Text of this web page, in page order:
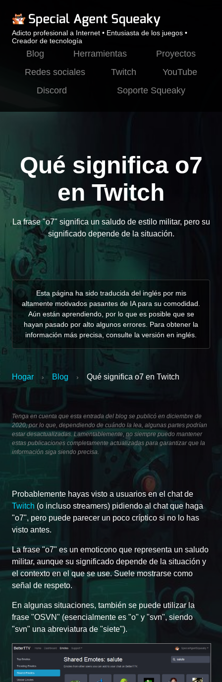
Adicto profesional a Internet • Entusiasta de los juegos •
Creador de tecnología
Blog Herramientas
Proyectos
Redes sociales
Twitch
YouTube
Discord
Soporte Squeaky
Qué significa o7
en Twitch
La frase "o7" significa un saludo de estilo militar, pero su
significado depende de la situación.
Esta página ha sido traducida del inglés por mis
altamente motivados pasantes de IA para su comodidad.
Aún están aprendiendo, por lo que es posible que se
hayan pasado por alto algunos errores. Para obtener la
información más precisa, consulte la versión en inglés.
Hogar › Blog › Qué significa o7 en Twitch
Tenga en cuenta que esta entrada del blog se publicó en diciembre de
2020, por lo que, dependiendo de cuándo la lea, algunas partes podrían
estar desactualizadas. Lamentablemente, no siempre puedo mantener
estas publicaciones completamente actualizadas para garantizar que la
información siga siendo precisa.
Probablemente hayas visto a usuarios en el chat de
Twitch (o incluso streamers) pidiendo al chat que haga
"o7", pero puede parecer un poco críptico si no lo has
visto antes.
La frase "o7" es un emoticono que representa un saludo
militar, aunque su significado depende de la situación y
el contexto en el que se use. Suele mostrarse como
señal de respeto.
En algunas situaciones, también se puede utilizar la
frase "OSVN" (esencialmente es "o" y "svn", siendo
"svn" una abreviatura de "siete").